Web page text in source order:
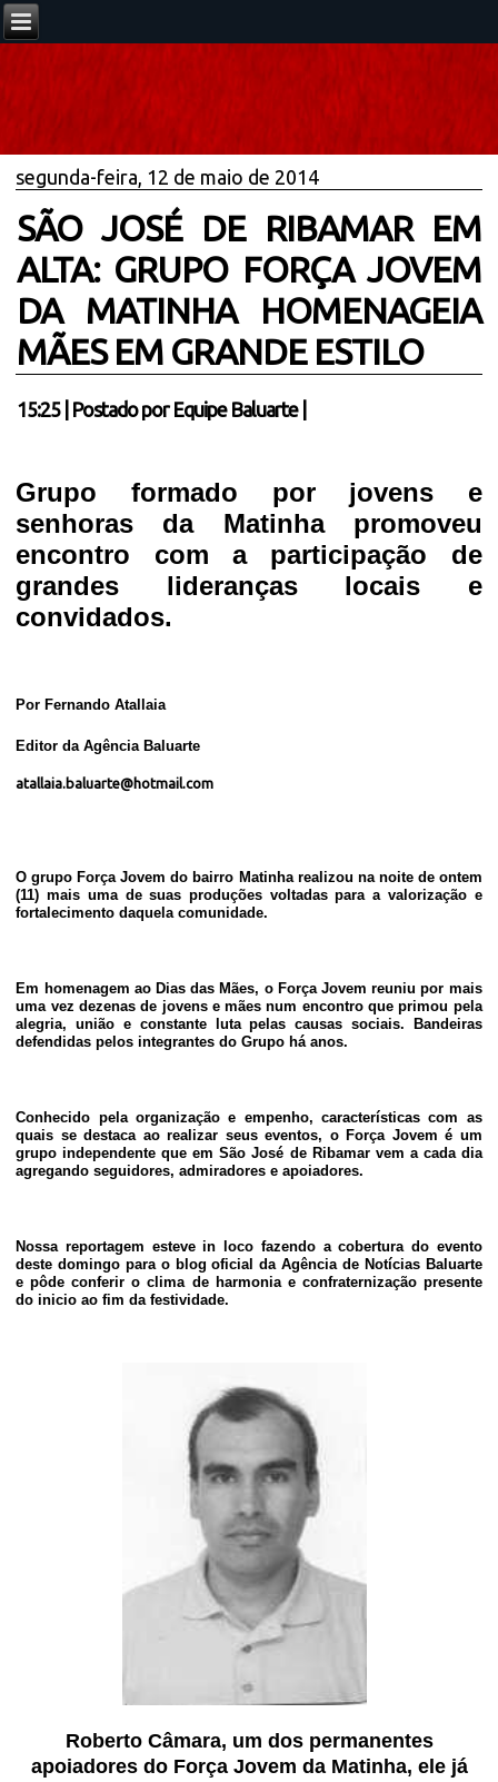
segunda-feira, 12 de maio de 2014
SÃO JOSÉ DE RIBAMAR EM
ALTA: GRUPO FORÇA JOVEM
DA MATINHA HOMENAGEIA
MÃES EM GRANDE ESTILO
15:25| Postado por Equipe Baluarte
Grupo formado por jovens e
senhoras da Matinha promoveu
encontro com a participação de
grandes lideranças locais e
convidados.
Por Fernando Atallaia
Editor da Agência Baluarte
atallaia.baluarte@hotmail.com
O grupo Força Jovem do bairro Matinha realizou na noite de ontem
(11) mais uma de suas produções voltadas para a valorização e
fortalecimento daquela comunidade.
Em homenagem ao Dias das Mães, o Força Jovem reuniu por mais
uma vez dezenas de jovens e mães num encontro que primou pela
alegria, união e constante luta pelas causas sociais. Bandeiras
defendidas pelos integrantes do Grupo há anos.
Conhecido pela organização e empenho, características com as
quais se destaca ao realizar seus eventos, o Força Jovem é um
grupo independente que em São José de Ribamar vem a cada dia
agregando seguidores, admiradores e apoiadores.
Nossa reportagem esteve in loco fazendo a cobertura do evento
deste domingo para o blog oficial da Agência de Notícias Baluarte
e pôde conferir o clima de harmonia e confraternização presente
do inicio ao fim da festividade.
Roberto Câmara, um dos permanentes
apoiadores do Força Jovem da Matinha, ele já